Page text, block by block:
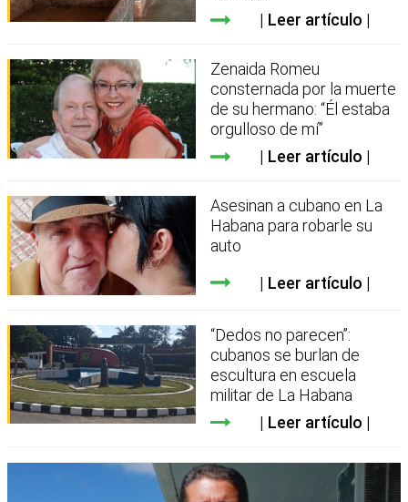
Leer artículo
Zenaida Romeu
consternada por la muerte
de su hermano: “Él estaba
orgulloso de mí”
Leer artículo
Asesinan a cubano en La
Habana para robarle su
auto
Leer artículo
“Dedos no parecen”:
cubanos se burlan de
escultura en escuela
militar de La Habana
Leer artículo